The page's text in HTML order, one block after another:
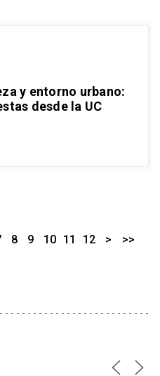
y entorno urbano:
desde la UC
8 9 10 11 12 > >>